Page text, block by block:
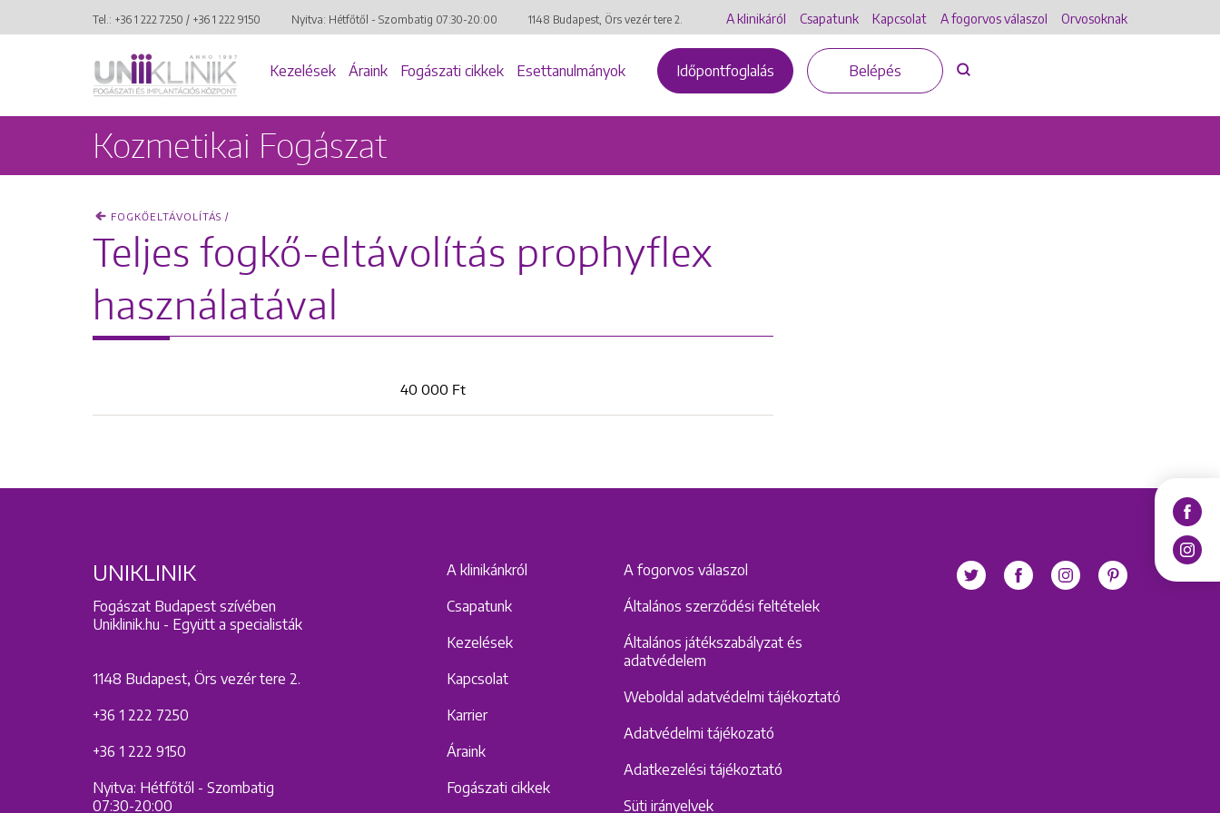
Tel.: +36 1 222 7250 / +36 1 222 9150 Nyitva: Hétfőtől - Szombatig 07:30-20:00 1148 Budapest, Örs vezér tere 2. A klinikáról Csapatunk Kapcsolat A fogorvos válaszol Orvosoknak
Kezelések Áraink Fogászati cikkek Esettanulmányok Időpontfoglalás Belépés
Keresés
Kozmetikai Fogászat
FOGKŐELTÁVOLÍTÁS /
Teljes fogkő-eltávolítás prophyflex
használatával
40 000 Ft
UNIKLINIK
Fogászat Budapest szívében
Uniklinik.hu - Együtt a specialisták
1148 Budapest, Örs vezér tere 2.
+36 1 222 7250
+36 1 222 9150
Nyitva: Hétfőtől - Szombatig
07:30-20:00
A klinikánkról
Csapatunk
Kezelések
Kapcsolat
Karrier
Áraink
Fogászati cikkek
A fogorvos válaszol
Általános szerződési feltételek
Általános játékszabályzat és
adatvédelem
Weboldal adatvédelmi tájékoztató
Adatvédelmi tájékozató
Adatkezelési tájékoztató
Süti irányelvek